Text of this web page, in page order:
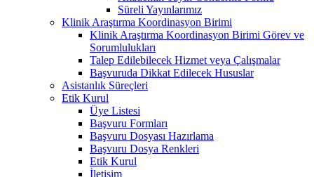
Süreli Yayınlarımız
Klinik Araştırma Koordinasyon Birimi
Klinik Araştırma Koordinasyon Birimi Görev ve
Sorumlulukları
Talep Edilebilecek Hizmet veya Çalışmalar
Başvuruda Dikkat Edilecek Hususlar
Asistanlık Süreçleri
Etik Kurul
Üye Listesi
Başvuru Formları
Başvuru Dosyası Hazırlama
Başvuru Dosya Renkleri
Etik Kurul
İletişim